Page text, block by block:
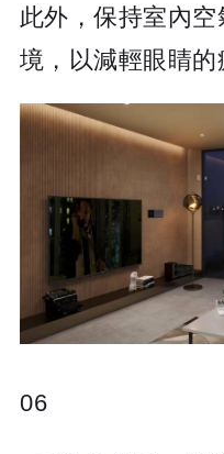
此外，保持室內
境，以減輕眼睛的
06